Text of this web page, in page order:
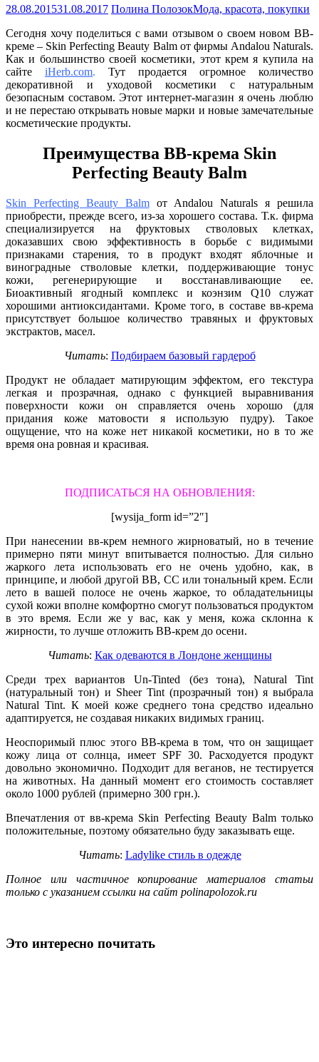
28.08.201531.08.2017 Полина ПолозокМода, красота, покупки
Сегодня хочу поделиться с вами отзывом о своем новом ВВ-
креме – Skin Perfecting Beauty Balm от фирмы Andalou Naturals.
Как и большинство своей косметики, этот крем я купила на
сайте iHerb.com. Тут продается огромное количество
декоративной и уходовой косметики с натуральным
безопасным составом. Этот интернет-магазин я очень люблю
и не перестаю открывать новые марки и новые замечательные
косметические продукты.
Преимущества ВВ-крема Skin
Perfecting Beauty Balm
Skin Perfecting Beauty Balmот Andalou Naturals я решила
приобрести, прежде всего, из-за хорошего состава. Т.к. фирма
специализируется на фруктовых стволовых клетках,
доказавших свою эффективность в борьбе с видимыми
признаками старения, то в продукт входят яблочные и
виноградные стволовые клетки, поддерживающие тонус
кожи, регенерирующие и восстанавливающие ее.
Биоактивный ягодный комплекс и коэнзим Q10 служат
хорошими антиоксидантами. Кроме того, в составе вв-крема
присутствует большое количество травяных и фруктовых
экстрактов, масел.
Читать: Подбираем базовый гардероб
Продукт не обладает матирующим эффектом, его текстура
легкая и прозрачная, однако с функцией выравнивания
поверхности кожи он справляется очень хорошо (для
придания коже матовости я использую пудру). Такое
ощущение, что на коже нет никакой косметики, но в то же
время она ровная и красивая.
ПОДПИСАТЬСЯ НА ОБНОВЛЕНИЯ:
[wysija_form id=”2″]
При нанесении вв-крем немного жирноватый, но в течение
примерно пяти минут впитывается полностью. Для сильно
жаркого лета использовать его не очень удобно, как, в
принципе, и любой другой ВВ, СС или тональный крем. Если
лето в вашей полосе не очень жаркое, то обладательницы
сухой кожи вполне комфортно смогут пользоваться продуктом
в это время. Если же у вас, как у меня, кожа склонна к
жирности, то лучше отложить ВВ-крем до осени.
Читать: Как одеваются в Лондоне женщины
Среди трех вариантов Un-Tinted (без тона), Natural Tint
(натуральный тон) и Sheer Tint (прозрачный тон) я выбрала
Natural Tint. К моей коже среднего тона средство идеально
адаптируется, не создавая никаких видимых границ.
Неоспоримый плюс этого ВВ-крема в том, что он защищает
кожу лица от солнца, имеет SPF 30. Расходуется продукт
довольно экономично. Подходит для веганов, не тестируется
на животных. На данный момент его стоимость составляет
около 1000 рублей (примерно 300 грн.).
Впечатления от вв-крема Skin Perfecting Beauty Balm только
положительные, поэтому обязательно буду заказывать еще.
Читать: Ladylike стиль в одежде
Полное или частичное копирование материалов статьи
только с указанием ссылки на сайт polinapolozok.ru
Это интересно почитать